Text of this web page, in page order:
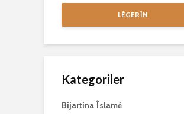
LÊGERÎN
Kategoriler
Bijartina Îslamê